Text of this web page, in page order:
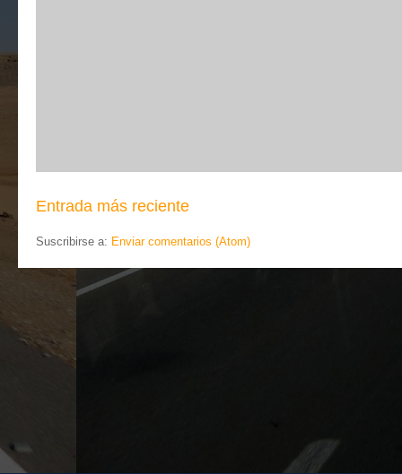
Entrada más reciente
Suscribirse a: Enviar comentarios (Atom)